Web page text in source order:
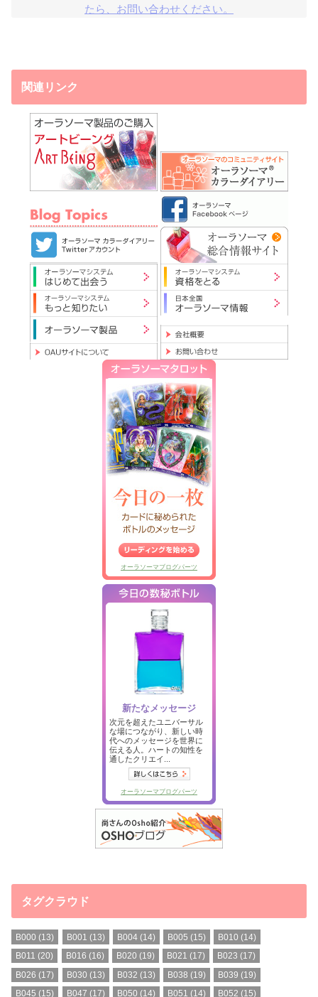
たら、お問い合わせください。
関連リンク
タグクラウド
B000 (13) B001 (13) B004(14) B005 (15) B010 (14)
B011 (20) B016 (16) B020 (19) B021 (17) B023 (17)
B026 (17) B030 (13) B032 (13) B038 (19) B039 (19)
B045 (15) B047 (17) B050 (14) B051 (14) B052 (15)